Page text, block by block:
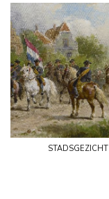
stadsgezicht